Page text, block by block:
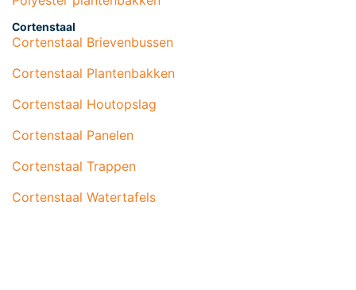
Cortenstaal
Cortenstaal Brievenbussen
Cortenstaal Plantenbakken
Cortenstaal Houtopslag
Cortenstaal Panelen
Cortenstaal Trappen
Cortenstaal Watertafels